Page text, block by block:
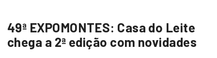
49ª EXPOMONTES: Casa do Leite
chega a 2ª edição com novidades